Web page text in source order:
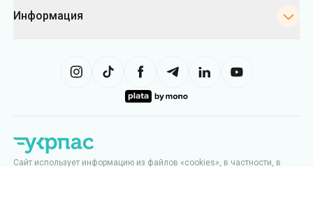
Информация
Сайт использует информацию из файлов «cookies», в частности, в